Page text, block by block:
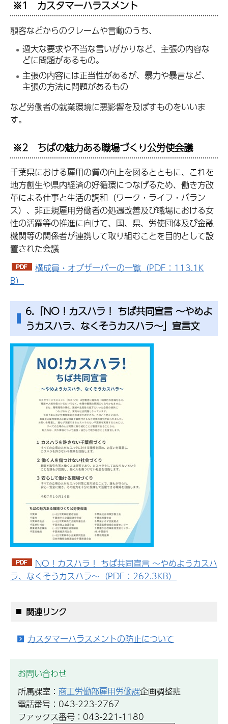
※1 カスタマーハラスメント
顧客などからのクレームや言動のうち、
過大な要求や不当な言いがかりなど、主張の内容な
どに問題があるもの。
主張の内容には正当性があるが、暴力や暴言など、
主張の方法に問題があるもの
など労働者の就業環境に悪影響を及ぼすものをいいま
す。
※2 ちばの魅力ある職場づくり公労使会議
千葉県における雇用の質の向上を図るとともに、これを
地方創生や県内経済の好循環につなげるため、働き方改
革による仕事と生活の調和（ワーク・ライフ・バラン
ス）、非正規雇用労働者の処遇改善及び職場における女
性の活躍等の推進に向けて、国、県、労使団体及び金融
機関等の関係者が連携して取り組むことを目的として設
置された会議
構成員・オブザーバーの一覧（PDF：113.1K
B）
6.「NO！カスハラ！ ちば共同宣言 ～やめよ
うカスハラ、なくそうカスハラ～」宣言文
NO！カスハラ！ ちば共同宣言 ～やめようカスハ
ラ、なくそうカスハラ～（PDF：262.3KB）
関連リンク
カスタマーハラスメントの防止について
お問い合わせ
所属課室： 商工労働部雇用労働課企画調整班
電話番号：043-223-2767
ファックス番号：043-221-1180